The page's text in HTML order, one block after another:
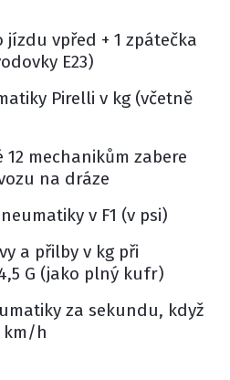
vpřed + 1 zpátečka
E23)
Pirelli v kg (včetně
mechanikům zabere
na dráze
v F1 (v psi)
a přilby v kg při
G (jako plný kufr)
za sekundu, když
km/h